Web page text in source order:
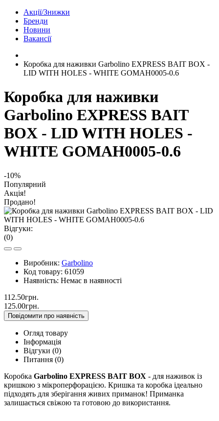
Акції/Знижки
Бренди
Новини
Вакансії
Коробка для наживки Garbolino EXPRESS BAIT BOX -
LID WITH HOLES - WHITE GOMAH0005-0.6
Коробка для наживки
Garbolino EXPRESS BAIT
BOX - LID WITH HOLES -
WHITE GOMAH0005-0.6
-10%
Популярний
Акція!
Продано!
Відгуки:
(0)
Виробник: Garbolino
Код товару: 61059
Наявність: Немає в наявності
112.50грн.
125.00грн.
Повідомити про наявність
Огляд товару
Інформація
Відгуки (0)
Питання (0)
Коробка Garbolino EXPRESS BAIT BOX - для наживок із
кришкою з мікроперфорацією. Кришка та коробка ідеально
підходять для зберігання живих приманок! Приманка
залишається свіжою та готовою до використання.